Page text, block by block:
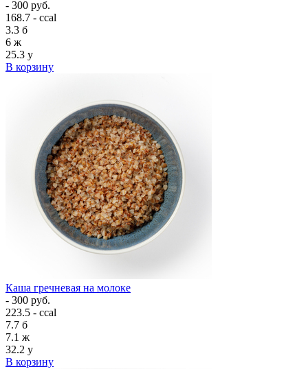
- 300 руб.
168.7 - ccal
3.3 б
6 ж
25.3 у
В корзину
Каша гречневая на молоке
- 300 руб.
223.5 - ccal
7.7 б
7.1 ж
32.2 у
В корзину